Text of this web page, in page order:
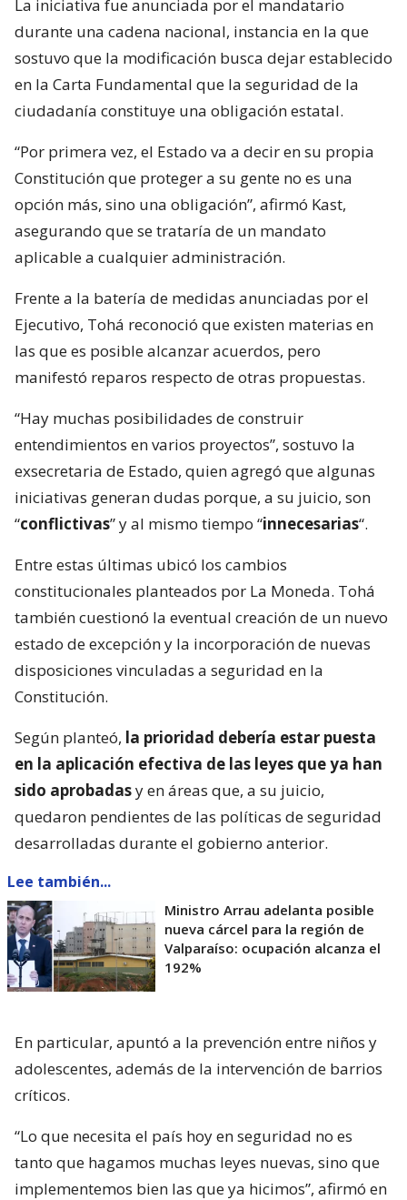
La iniciativa fue anunciada por el mandatario
durante una cadena nacional, instancia en la que
sostuvo que la modificación busca dejar establecido
en la Carta Fundamental que la seguridad de la
ciudadanía constituye una obligación estatal.
“Por primera vez, el Estado va a decir en su propia
Constitución que proteger a su gente no es una
opción más, sino una obligación”, afirmó Kast,
asegurando que se trataría de un mandato
aplicable a cualquier administración.
Frente a la batería de medidas anunciadas por el
Ejecutivo, Tohá reconoció que existen materias en
las que es posible alcanzar acuerdos, pero
manifestó reparos respecto de otras propuestas.
“Hay muchas posibilidades de construir
entendimientos en varios proyectos”, sostuvo la
exsecretaria de Estado, quien agregó que algunas
iniciativas generan dudas porque, a su juicio, son
“conflictivas” y al mismo tiempo “innecesarias“.
Entre estas últimas ubicó los cambios
constitucionales planteados por La Moneda. Tohá
también cuestionó la eventual creación de un nuevo
estado de excepción y la incorporación de nuevas
disposiciones vinculadas a seguridad en la
Constitución.
Según planteó, la prioridad debería estar puesta
en la aplicación efectiva de las leyes que ya han
sido aprobadasy en áreas que, a su juicio,
quedaron pendientes de las políticas de seguridad
desarrolladas durante el gobierno anterior.
Lee también...
Ministro Arrau adelanta posible
nueva cárcel para la región de
Valparaíso: ocupación alcanza el
192%
En particular, apuntó a la prevención entre niños y
adolescentes, además de la intervención de barrios
críticos.
“Lo que necesita el país hoy en seguridad no es
tanto que hagamos muchas leyes nuevas, sino que
implementemos bien las que ya hicimos”, afirmó en